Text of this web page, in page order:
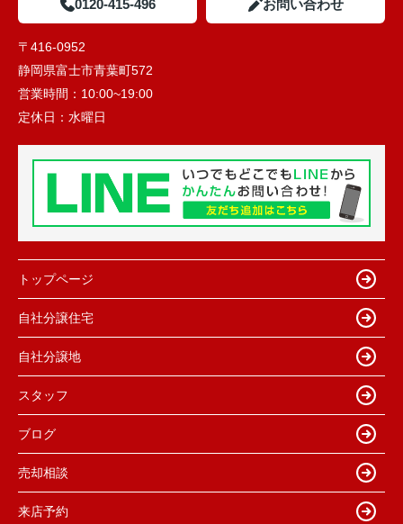
0120-415-496 お問い合わせ
〒416-0952
静岡県富士市青葉町572
営業時間： 10:00~19:00
定休日： 水曜日
トップページ
自社分譲住宅
自社分譲地
スタッフ
ブログ
売却相談
来店予約